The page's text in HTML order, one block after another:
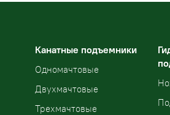
Канатные подъемники
Одномачтовые
Двухмачтовые
Трехмачтовые